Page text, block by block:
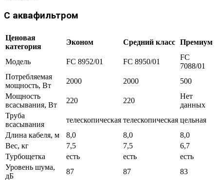
С аквафильтром
Ценовая
категория
Эконом Средний класс Премиум
Модель FC 8952/01 FC 8950/01
FC
7088/01
Потребляемая
мощность, Вт
2000 2000
500
Мощность
всасывания, Вт
220 220
Нет
данных
Труба
всасывания
телескопическая телескопическая цельная
Длина кабеля, м
8,0 8,0
8,0
Вес, кг
7,5 7,5
6,7
Турбощетка
есть есть
есть
Уровень шума,
дБ
87 87 83